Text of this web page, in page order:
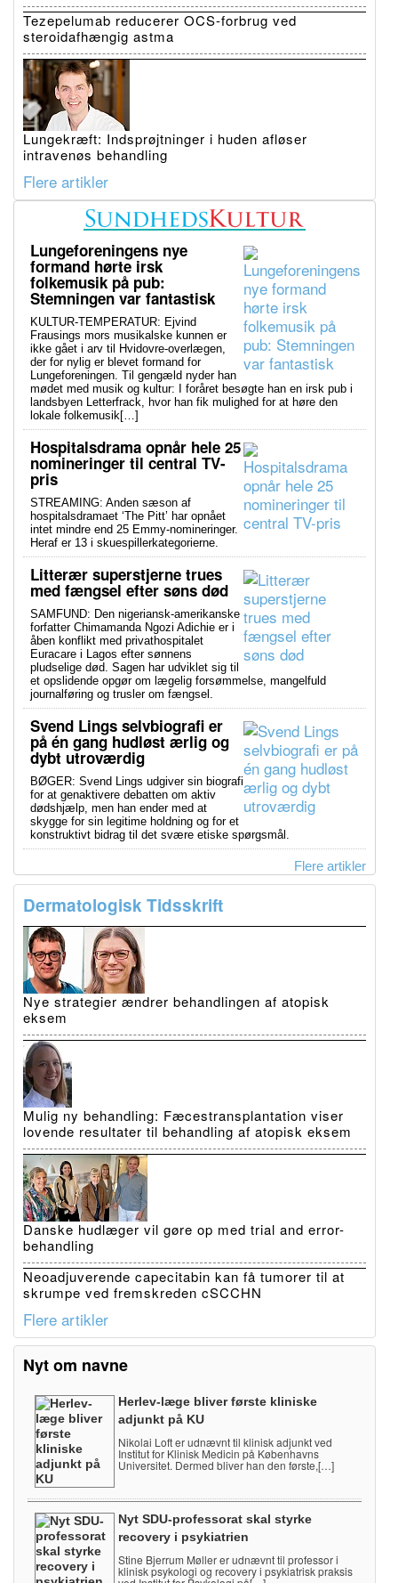
Tezepelumab reducerer OCS-forbrug ved
steroidafhængig astma
Lungekræft: Indsprøjtninger i huden afløser
intravenøs behandling
Flere artikler
Lungeforeningens nye
formand hørte irsk
folkemusik på pub:
Stemningen var fantastisk
KULTUR-TEMPERATUR: Ejvind
Frausings mors musikalske kunnen er
ikke gået i arv til Hvidovre-overlægen,
der for nylig er blevet formand for
Lungeforeningen. Til gengæld nyder han
mødet med musik og kultur: I foråret besøgte han en irsk pub i
landsbyen Letterfrack, hvor han fik mulighed for at høre den
lokale folkemusik[…]
Hospitalsdrama opnår hele 25
nomineringer til central TV-
pris
STREAMING: Anden sæson af
hospitalsdramaet ‘The Pitt’ har opnået
intet mindre end 25 Emmy-nomineringer.
Heraf er 13 i skuespillerkategorierne.
Litterær superstjerne trues
med fængsel efter søns død
SAMFUND: Den nigeriansk-amerikanske
forfatter Chimamanda Ngozi Adichie er i
åben konflikt med privathospitalet
Euracare i Lagos efter sønnens
pludselige død. Sagen har udviklet sig til
et opslidende opgør om lægelig forsømmelse, mangelfuld
journalføring og trusler om fængsel.
Svend Lings selvbiografi er
på én gang hudløst ærlig og
dybt utroværdig
BØGER: Svend Lings udgiver sin biografi
for at genaktivere debatten om aktiv
dødshjælp, men han ender med at
skygge for sin legitime holdning og for et
konstruktivt bidrag til det svære etiske spørgsmål.
Flere artikler
Dermatologisk Tidsskrift
Nye strategier ændrer behandlingen af atopisk
eksem
Mulig ny behandling: Fæcestransplantation viser
lovende resultater til behandling af atopisk eksem
Danske hudlæger vil gøre op med trial and error-
behandling
Neoadjuverende capecitabin kan få tumorer til at
skrumpe ved fremskreden cSCCHN
Flere artikler
Nyt om navne
Herlev-læge bliver første kliniske
adjunkt på KU
Nikolai Loft er udnævnt til klinisk adjunkt ved
Institut for Klinisk Medicin på Københavns
Universitet. Dermed bliver han den første,[…]
Nyt SDU-professorat skal styrke
recovery i psykiatrien
Stine Bjerrum Møller er udnævnt til professor i
klinisk psykologi og recovery i psykiatrisk praksis